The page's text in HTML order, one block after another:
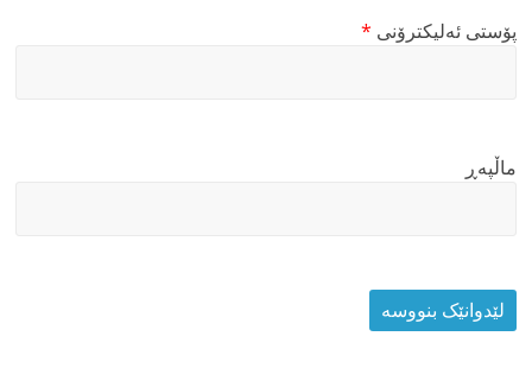
پۆستی ئەلیکترۆنی *
ماڵپه‌ڕ